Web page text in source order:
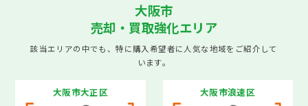
ご来店予約
クイックAI査定
大阪市
売却・買取強化エリア
該当エリアの中でも、特に購入希望者に人気な地域をご紹介して
います。
大阪市大正区 大阪市浪速区